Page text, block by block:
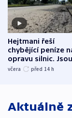
Hejtmani řeší
chybějící peníze
opravu silnic. Jsou
nenárokové,
včera před 14 h
Aktuálně